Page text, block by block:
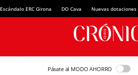
Escándalo ERC Girona DO Cava Nuevas dotaciones
Pásate al MODO AHORRO